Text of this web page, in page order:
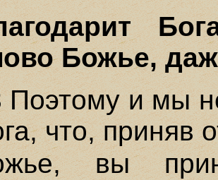
Божье,
Поэтому и мы
что, приняв
вы